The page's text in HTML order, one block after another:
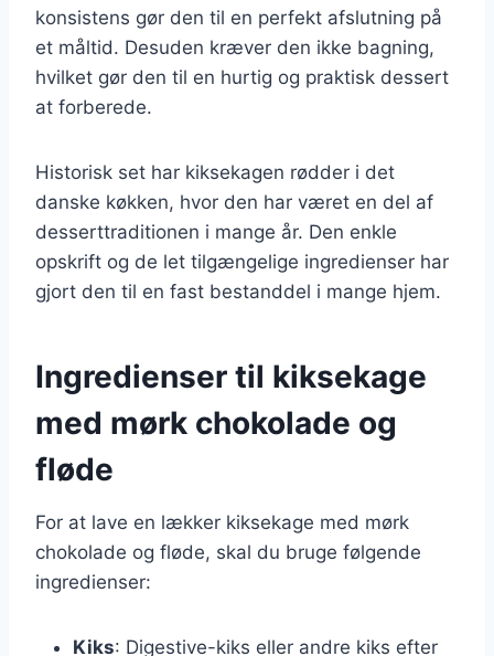
konsistens gør den til en perfekt afslutning på
et måltid. Desuden kræver den ikke bagning,
hvilket gør den til en hurtig og praktisk dessert
at forberede.
Historisk set har kiksekagen rødder i det
danske køkken, hvor den har været en del af
desserttraditionen i mange år. Den enkle
opskrift og de let tilgængelige ingredienser har
gjort den til en fast bestanddel i mange hjem.
Ingredienser til kiksekage
med mørk chokolade og
fløde
For at lave en lækker kiksekage med mørk
chokolade og fløde, skal du bruge følgende
ingredienser:
Kiks: Digestive-kiks eller andre kiks efter